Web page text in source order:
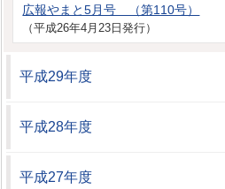
広報やまと5月号 （第110号）
（平成26年4月23日発行）
平成29年度
平成28年度
平成27年度